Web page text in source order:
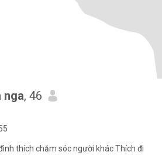
nga, 46
thích chăm sóc người khác Thích đi